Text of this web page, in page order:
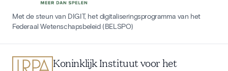
Met de steun van DIGIT, het digitaliseringsprogramma van het
Federaal Wetenschapsbeleid (BELSPO)
Koninklijk Instituut voor het